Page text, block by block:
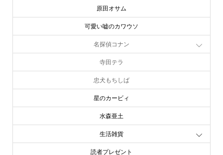
原田オサム
可愛い嘘のカワウソ
名探偵コナン
寺田テラ
忠犬もちしば
星のカービィ
水森亜土
生活雑貨
読者プレゼント